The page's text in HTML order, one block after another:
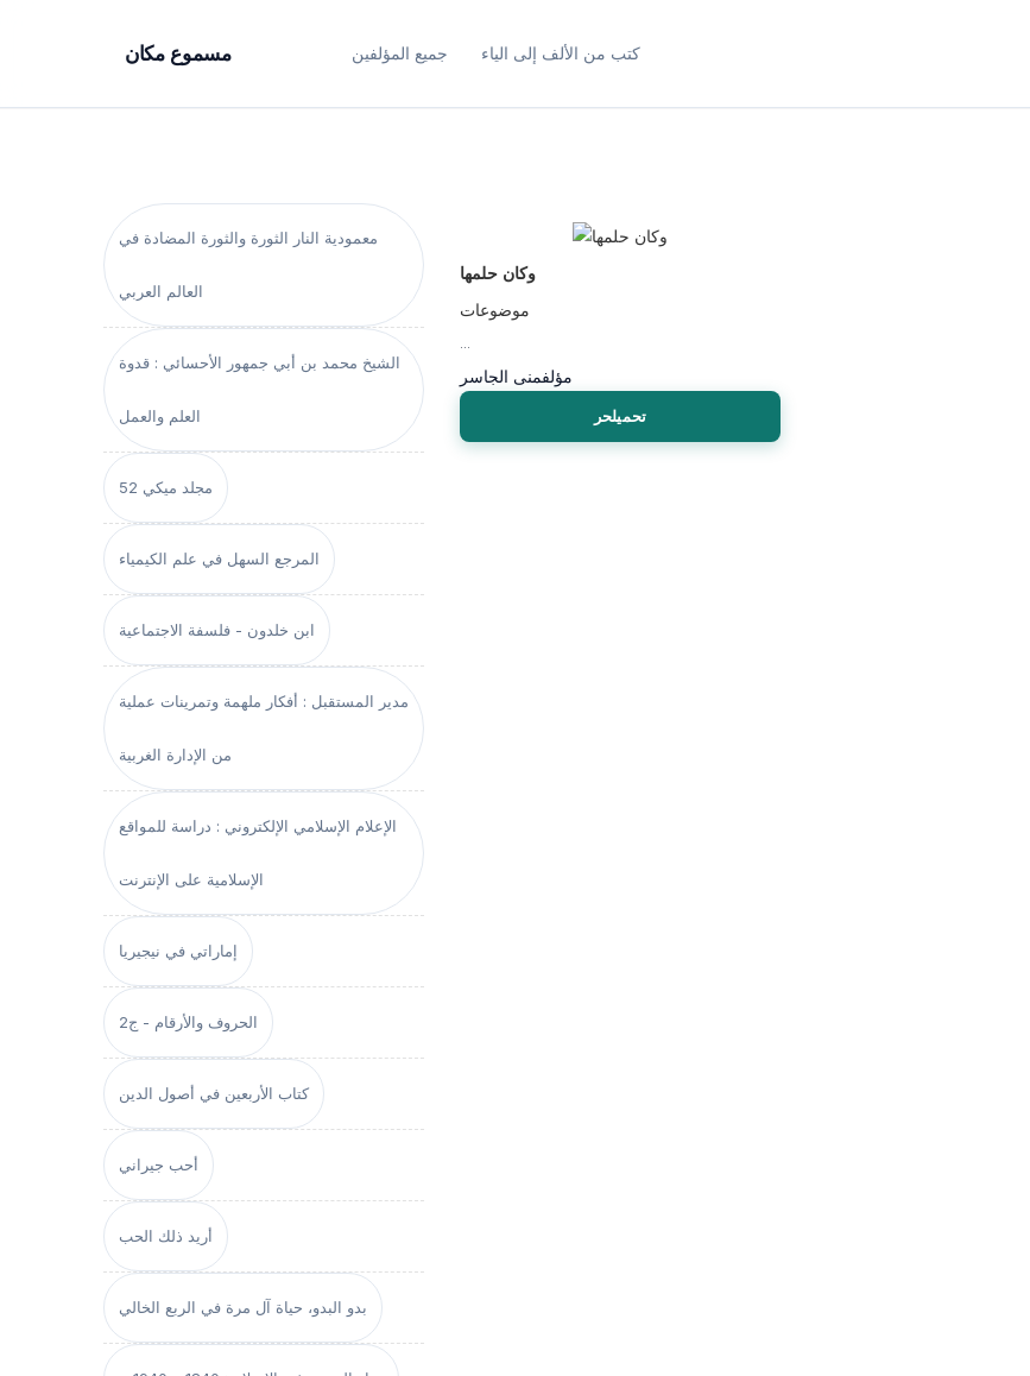
مسموع مكان جميع المؤلفين كتب من الألف إلى الياء
معمودية النار الثورة والثورة المضادة في
العالم العربي
الشيخ محمد بن أبي جمهور الأحسائي : قدوة
العلم والعمل
مجلد ميكي 52
المرجع السهل في علم الكيمياء
ابن خلدون - فلسفة الاجتماعية
مدير المستقبل : أفكار ملهمة وتمرينات عملية
من الإدارة الغربية
الإعلام الإسلامي الإلكتروني : دراسة للمواقع
الإسلامية على الإنترنت
إماراتي في نيجيريا
الحروف والأرقام - ج2
كتاب الأربعين في أصول الدين
أحب جيراني
أريد ذلك الحب
بدو البدو، حياة آل مرة في الربع الخالي
وكان حلمها
موضوعات
مؤلفمنى الجاسر
تحميلحر